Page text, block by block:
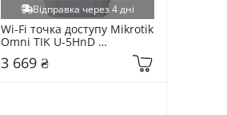
Відправка через 4 дні
Wi-Fi точка доступу Mikrotik
Omni TIK U-5HnD
(RBOMNITIKU-5HND) White
3 669 ₴